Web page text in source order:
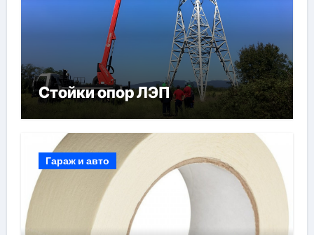
Стойки опор ЛЭП
Гараж и авто